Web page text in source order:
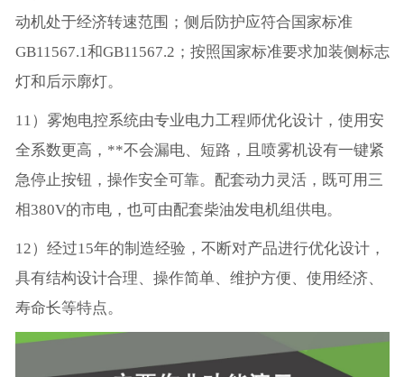
动机处于经济转速范围；侧后防护应符合国家标准
GB11567.1和GB11567.2；按照国家标准要求加装侧标志
灯和后示廓灯。
11）雾炮电控系统由专业电力工程师优化设计，使用安
全系数更高，**不会漏电、短路，且喷雾机设有一键紧
急停止按钮，操作安全可靠。配套动力灵活，既可用三
相380V的市电，也可由配套柴油发电机组供电。
12）经过15年的制造经验，不断对产品进行优化设计，
具有结构设计合理、操作简单、维护方便、使用经济、
寿命长等特点。